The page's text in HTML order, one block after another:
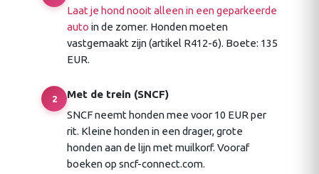
Laat je hond nooit alleen in een geparkeerde
auto in de zomer. Honden moeten
vastgemaakt zijn (artikel R412-6). Boete: 135
EUR.
2
Met de trein (SNCF)
SNCF neemt honden mee voor 10 EUR per
rit. Kleine honden in een drager, grote
honden aan de lijn met muilkorf. Vooraf
boeken op sncf-connect.com.